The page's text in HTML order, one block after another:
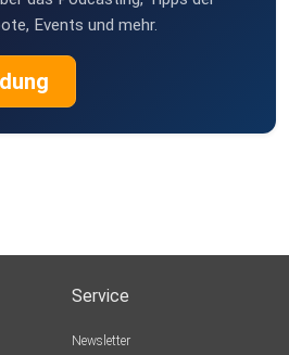
Events und mehr.
Service
Newsletter